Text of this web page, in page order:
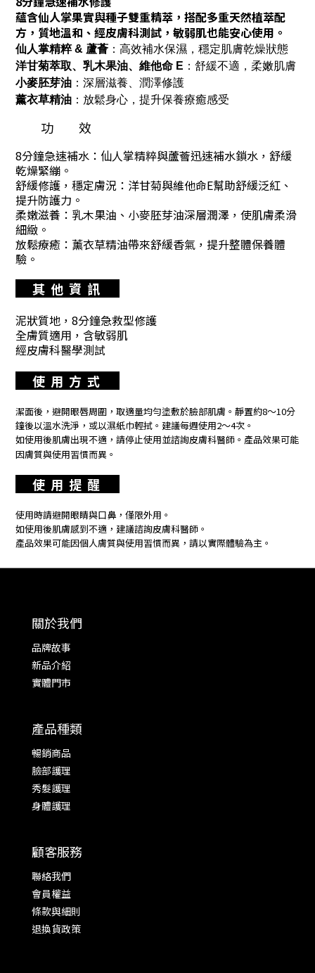
蘊含仙人掌果實與種子雙重精萃，搭配多重天然植萃配
方，質地溫和、經皮膚科測試，敏弱肌也能安心使用。
仙人掌精粹 & 蘆薈 ：高效補水保濕，穩定肌膚乾燥狀態
洋甘菊萃取、乳木果油、維他命 E ：舒緩不適，柔嫩肌膚
小麥胚芽油 ：深層滋養、潤澤修護
薰衣草精油 ：放鬆身心，提升保養療癒感受
功 效
8分鐘急速補水 ：仙人掌精粹與蘆薈迅速補水鎖水，舒緩
乾燥緊繃。
舒緩修護，穩定膚況 ：洋甘菊與維他命E幫助舒緩泛紅、
提升防護力。
柔嫩滋養 ：乳木果油、小麥胚芽油深層潤澤，使肌膚柔滑
細緻。
放鬆療癒 ：薰衣草精油帶來舒緩香氣，提升整體保養體
驗。
其 他 資 訊
泥狀質地，8分鐘急救型修護
全膚質適用，含敏弱肌
經皮膚科醫學測試
使 用 方 式
潔面後，避開眼唇周圍，取適量均勻塗敷於臉部肌膚。靜置約8～10分
鐘後以溫水洗淨，或以濕紙巾輕拭。建議每週使用2～4次。
如使用後肌膚出現不適，請停止使用並諮詢皮膚科醫師。產品效果可能
因膚質與使用習慣而異。
使 用 提 醒
使用時請避開眼睛與口鼻，僅限外用。
如使用後肌膚感到不適，建議諮詢皮膚科醫師。
產品效果可能因個人膚質與使用習慣而異，請以實際體驗為主。
關於我們
品牌故事
新品介紹
實體門市
產品種類
暢銷商品
臉部護理
秀髮護理
身體護理
顧客服務
聯絡我們
會員權益
條款與細則
退換貨政策